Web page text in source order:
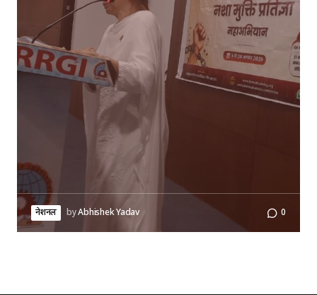
नेशनल byAbhishek Yadav 0